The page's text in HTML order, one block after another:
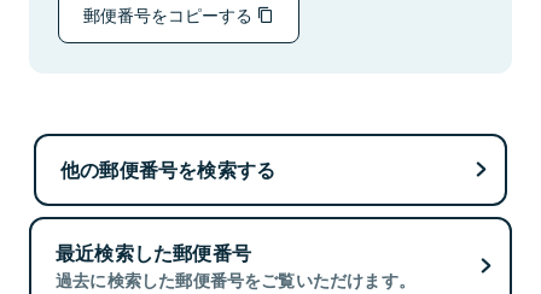
郵便番号をコピーする
他の郵便番号を検索する
最近検索した郵便番号
過去に検索した郵便番号をご覧いただけます。